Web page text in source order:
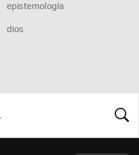
epistemología
dios